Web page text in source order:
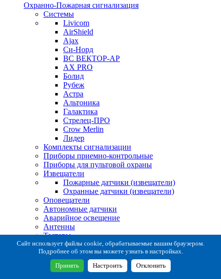
Охранно-Пожарная сигнализация
Системы
Livicom
AirShield
Ajax
Си-Норд
ВС ВЕКТОР-АР
AX PRO
Болид
Рубеж
Астра
Альтоника
Галактика
Стрелец-ПРО
Crow Merlin
Лидер
Комплекты сигнализации
Приборы приемно-контрольные
Приборы для пультовой охраны
Извещатели
Пожарные датчики (извещатели)
Охранные датчики (извещатели)
Оповещатели
Автономные датчики
Аварийное освещение
Антенны
Тестеры
Система сбора извещений
Расходные и монтажные материалы
Коробки коммутационные
Кронштейны для извещателей
Сайт использует файлы cookie, обрабатываемые вашим браузером.
Подробнее об этом вы можете узнать в настройках.
Принять Настроить Отклонить